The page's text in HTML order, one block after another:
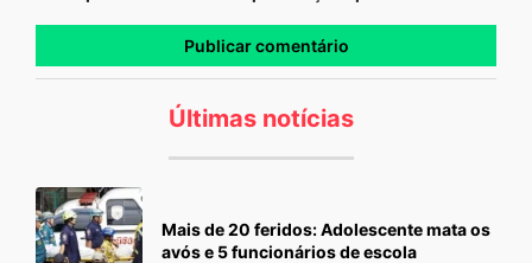
Últimas notícias
Mais de 20 feridos: Adolescente mata os
avós e 5 funcionários de escola